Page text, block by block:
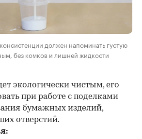
должен напоминать густую
без комков и лишней жидкости
экологически чистым, его
при работе с поделками
бумажных изделий,
отверстий.